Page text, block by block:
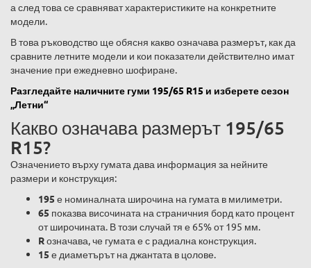
а след това се сравняват характеристиките на конкретните
модели.
В това ръководство ще обясня какво означава размерът, как да
сравните летните модели и кои показатели действително имат
значение при ежедневно шофиране.
Разгледайте наличните гуми 195/65 R15 и изберете сезон
„Летни“
Какво означава размерът 195/65
R15?
Означението върху гумата дава информация за нейните
размери и конструкция:
195 е номиналната широчина на гумата в милиметри.
65 показва височината на страничния борд като процент
от широчината. В този случай тя е 65% от 195 мм.
Rозначава, че гумата е с радиална конструкция.
15 е диаметърът на джантата в цолове.